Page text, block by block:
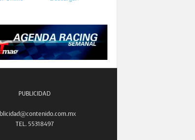
PUBLICIDAD
TEL. 55318497